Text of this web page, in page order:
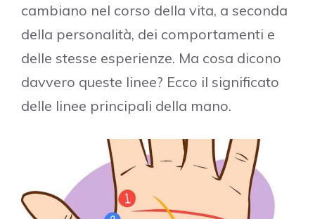
cambiano nel corso della vita, a seconda
della personalità, dei comportamenti e
delle stesse esperienze. Ma cosa dicono
davvero queste linee? Ecco il significato
delle linee principali della mano.